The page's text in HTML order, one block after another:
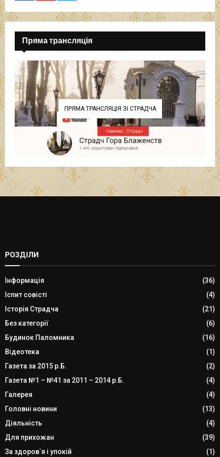
Пряма трансляція
ПРЯМА ТРАНСЛЯЦІЯ ЗІ СТРАДЧА
РОЗДІЛИ
Інформація
(36)
Іспит совісті
(4)
Історія Страдча
(21)
Без категорії
(6)
Будинок Паломника
(16)
Відеотека
(1)
Газета за 2015 р.Б.
(2)
Газета №1 – №41 за 2011 – 2014 р.Б.
(4)
Галерея
(4)
Головні новини
(13)
Діяльність
(4)
Для прихожан
(39)
За здоров`я і упокій
(1)